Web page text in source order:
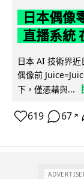
日本偶像
直播系統
日本 AI 技術界
偶像前
下，僅憑藉與...
619 67 ↗